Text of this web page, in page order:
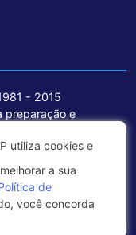
- 2015
preparação e
de tecnologia de
serviços voltados
seguras e
utiliza cookies e
a sua
de
você concorda